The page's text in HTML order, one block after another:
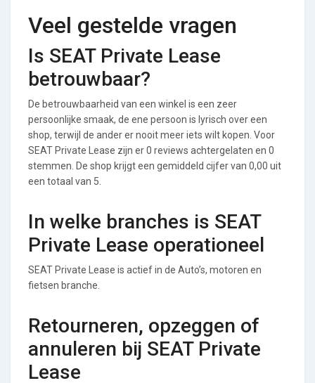
Veel gestelde vragen
Is SEAT Private Lease
betrouwbaar?
De betrouwbaarheid van een winkel is een zeer
persoonlijke smaak, de ene persoon is lyrisch over een
shop, terwijl de ander er nooit meer iets wilt kopen. Voor
SEAT Private Lease zijn er 0 reviews achtergelaten en 0
stemmen. De shop krijgt een gemiddeld cijfer van 0,00 uit
een totaal van 5.
In welke branches is SEAT
Private Lease operationeel
SEAT Private Lease is actief in de Auto’s, motoren en
fietsen branche.
Retourneren, opzeggen of
annuleren bij SEAT Private
Lease